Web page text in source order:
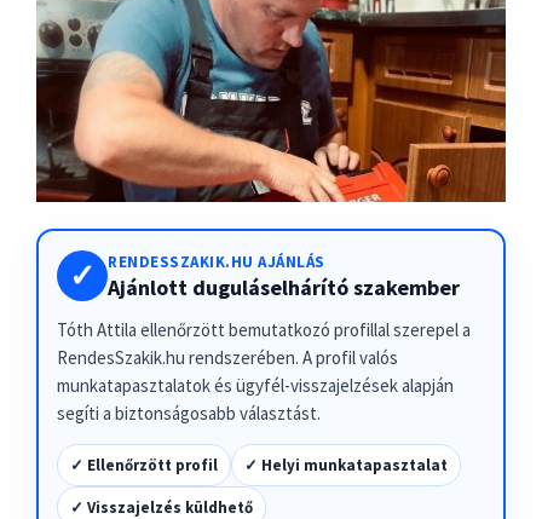
✓ RENDESSZAKIK.HU AJÁNLÁS
Ajánlott duguláselhárító szakember
Tóth Attila ellenőrzött bemutatkozó profillal szerepel a
RendesSzakik.hu rendszerében. A profil valós
munkatapasztalatok és ügyfél-visszajelzések alapján
segíti a biztonságosabb választást.
✓ Ellenőrzött profil ✓ Helyi munkatapasztalat
✓ Visszajelzés küldhető